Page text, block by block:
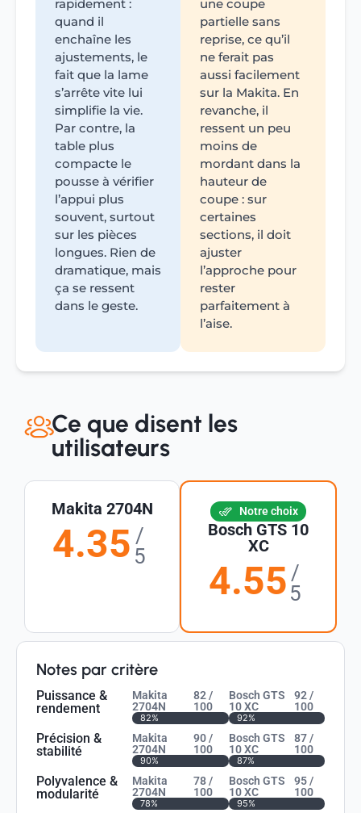
rapidement :
quand il
enchaîne les
ajustements, le
fait que la lame
s’arrête vite lui
simplifie la vie.
Par contre, la
table plus
compacte le
pousse à vérifier
l’appui plus
souvent, surtout
sur les pièces
longues. Rien de
dramatique, mais
ça se ressent
dans le geste.
une coupe
partielle sans
reprise, ce qu’il
ne ferait pas
aussi facilement
sur la Makita. En
revanche, il
ressent un peu
moins de
mordant dans la
hauteur de
coupe : sur
certaines
sections, il doit
ajuster
l’approche pour
rester
parfaitement à
l’aise.
Ce que disent les
utilisateurs
Makita 2704N
4.35 /
5
Notre choix
Bosch GTS 10
XC
4.55 /
5
Notes par critère
Puissance &
rendement
Makita
2704N
82 /
100
82%
Bosch GTS
10 XC
92 /
100
92%
Précision &
stabilité
Makita
2704N
90 /
100
90%
Bosch GTS
10 XC
87 /
100
87%
Polyvalence &
modularité
Makita
2704N
78 /
100
78%
Bosch GTS
10 XC
95 /
100
95%